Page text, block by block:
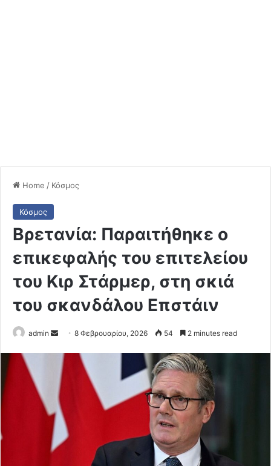
Home / Κόσμος
Κόσμος
Βρετανία: Παραιτήθηκε ο
επικεφαλής του επιτελείου
του Κιρ Στάρμερ, στη σκιά
του σκανδάλου Επστάιν
admin
Send
email
8 Φεβρουαρίου, 2026 54 2 minutes read